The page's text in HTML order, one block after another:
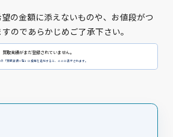
の金額に添えないものや、お値段がつ
のであらかじめご了承下さい。
買取実績がまだ登録されていません。
「買取実績一覧」に投稿を追加すると、ここに表示されます。